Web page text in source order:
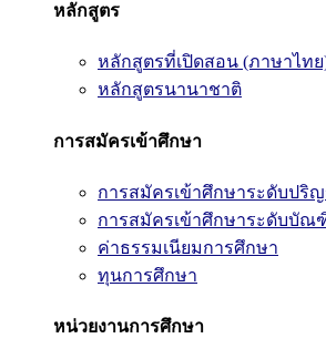
หลักสูตร
หลักสูตรที่เปิดสอน (ภาษาไทย
หลักสูตรนานาชาติ
การสมัครเข้าศึกษา
การสมัครเข้าศึกษาระดับป
การสมัครเข้าศึกษาระดับบัณ
ค่าธรรมเนียมการศึกษา
ทุนการศึกษา
หน่วยงานการศึกษา